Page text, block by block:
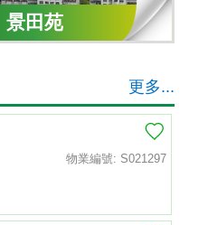
景田苑
更多...
物業編號: S021297